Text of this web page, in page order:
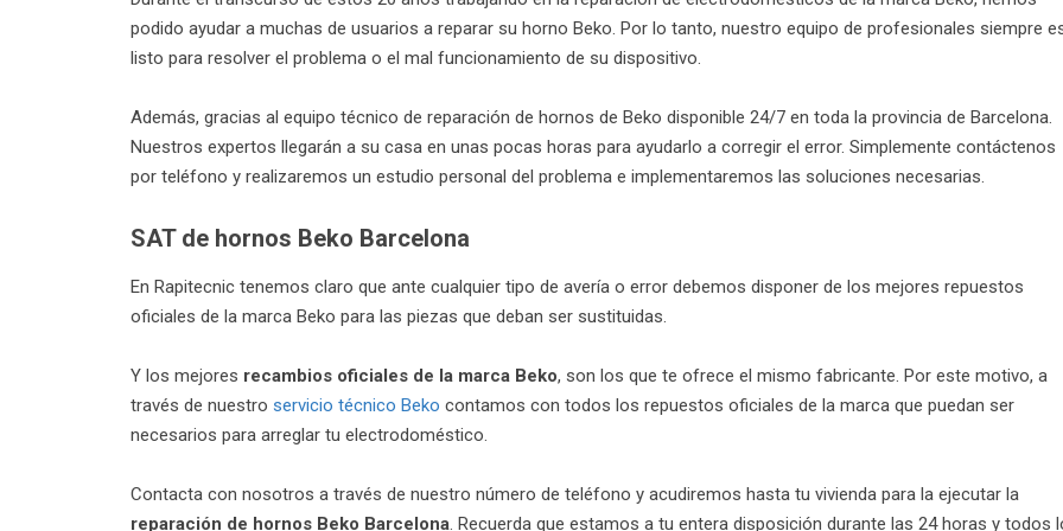
podido ayudar a muchas de usuarios a reparar su horno Beko. Por lo tanto, nuestro equipo de profesionales siempre
listo para resolver el problema o el mal funcionamiento de su dispositivo.
Además, gracias al equipo técnico de reparación de hornos de Beko disponible 24/7 en toda la provincia de Barcelona.
Nuestros expertos llegarán a su casa en unas pocas horas para ayudarlo a corregir el error. Simplemente contáctenos
por teléfono y realizaremos un estudio personal del problema e implementaremos las soluciones necesarias.
SAT de hornos Beko Barcelona
En Rapitecnic tenemos claro que ante cualquier tipo de avería o error debemos disponer de los mejores repuestos
oficiales de la marca Beko para las piezas que deban ser sustituidas.
Y los mejores recambios oficiales de la marca Beko, son los que te ofrece el mismo fabricante. Por este motivo, a
través de nuestro servicio técnico Beko contamos con todos los repuestos oficiales de la marca que puedan ser
necesarios para arreglar tu electrodoméstico.
Contacta con nosotros a través de nuestro número de teléfono y acudiremos hasta tu vivienda para la ejecutar la
reparación de hornos Beko Barcelona. Recuerda que estamos a tu entera disposición durante las 24 horas y todos